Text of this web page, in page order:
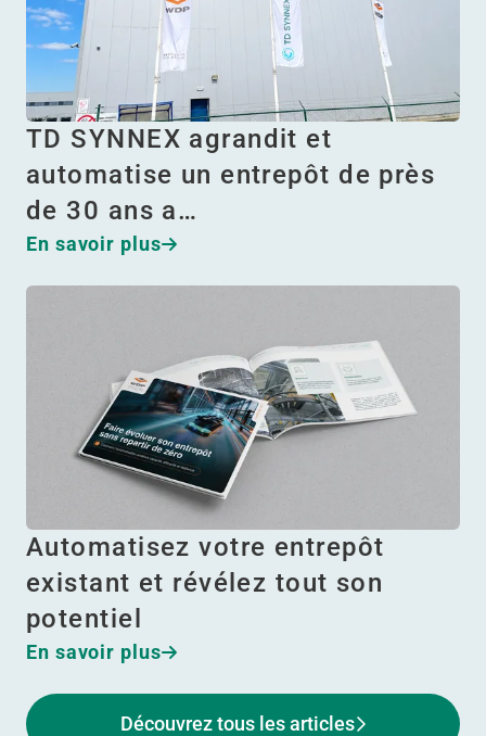
TD SYNNEX agrandit et
automatise un entrepôt de près
de 30 ans a…
En savoir plus
Automatisez votre entrepôt
existant et révélez tout son
potentiel
En savoir plus
Découvrez tous les articles